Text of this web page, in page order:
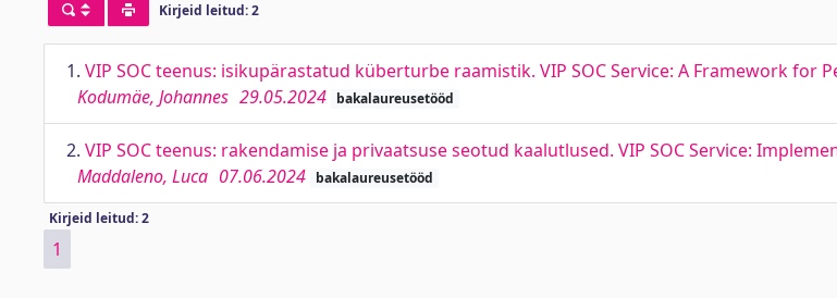
Kirjeid leitud: 2
1. VIP SOC teenus: isikupärastatud küberturbe raamistik. VIP SOC Service: A Framework for
Kodumäe, Johannes 29.05.2024 bakalaureusetööd
2. VIP SOC teenus: rakendamise ja privaatsuse seotud kaalutlused. VIP SOC Service:
Maddaleno, Luca 07.06.2024 bakalaureusetööd
Kirjeid leitud: 2
1